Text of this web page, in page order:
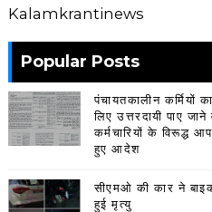
Kalamkrantinews
Popular Posts
पंचायतकालीन कर्मियों
लिए उत्तरदायी पाए जाने
कर्मचारियों के विरूद्ध
हुए आदेश
सीएमओ की कार ने
हुई मृत्यु